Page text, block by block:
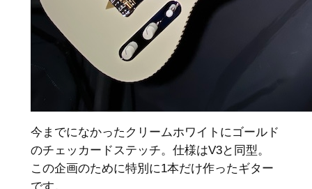
今までになかったクリームホワイトにゴールド
のチェッカードステッチ。仕様はV3と同型。
この企画のために特別に1本だけ作ったギター
です。